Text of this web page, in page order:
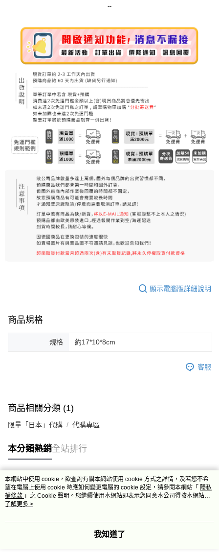
全家取貨付款
每筆NT$80，滿NT$999(含以上)免運費
每筆NT$80，滿NT$999(含以上)免運費
7-11取貨付款
每筆NT$80，滿NT$999(含以上)免運費
7-11純取貨 (先付款
每筆NT$80，滿NT$999(含以上)免運費
每筆NT$100，滿NT$999(含以上)免運費
離島宅配（澎湖、金門、馬祖、小琉球）
每筆NT$250，滿NT$3,000(含以上)免運費
--
顯示電腦版詳細說明
商品規格
規格 約17*10*8cm
客服
商品相關分類 (1)
限量「日本」代購 代購專區
本分類熱銷全站排行
熱門標籤
本網站中使用 cookie，欲查詢有關本網站使用 cookie 方式之詳情，及若您不希
望在電腦上使用 cookie 時應如何變更電腦的 cookie 設定，請參閱本網站「 隱私
權條款 」之 Cookie 聲明。您繼續使用本網站即表示您同意本公司得按本網站使
用條款之 Cookie 聲明使用 cookie。
了解更多 >
我知道了